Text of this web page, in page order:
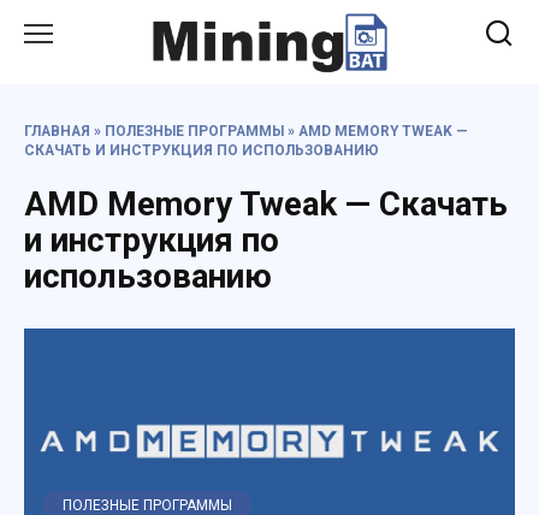
ГЛАВНАЯ » ПОЛЕЗНЫЕ ПРОГРАММЫ » AMD MEMORY TWEAK —
СКАЧАТЬ И ИНСТРУКЦИЯ ПО ИСПОЛЬЗОВАНИЮ
AMD Memory Tweak — Скачать
и инструкция по
использованию
ПОЛЕЗНЫЕ ПРОГРАММЫ